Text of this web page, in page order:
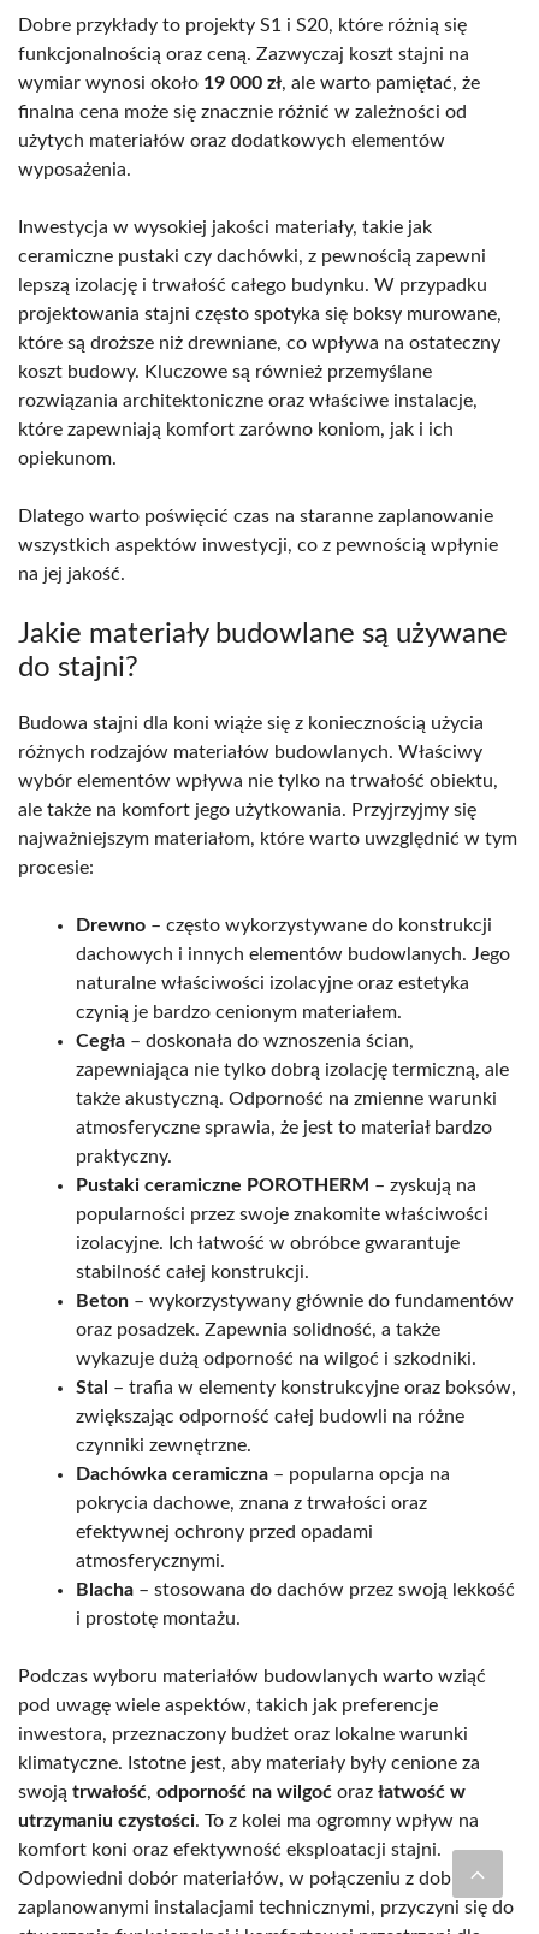
Dobre przykłady to projekty S1 i S20, które różnią się
funkcjonalnością oraz ceną. Zazwyczaj koszt stajni na
wymiar wynosi około 19 000 zł, ale warto pamiętać, że
finalna cena może się znacznie różnić w zależności od
użytych materiałów oraz dodatkowych elementów
wyposażenia.
Inwestycja w wysokiej jakości materiały, takie jak
ceramiczne pustaki czy dachówki, z pewnością zapewni
lepszą izolację i trwałość całego budynku. W przypadku
projektowania stajni często spotyka się boksy murowane,
które są droższe niż drewniane, co wpływa na ostateczny
koszt budowy. Kluczowe są również przemyślane
rozwiązania architektoniczne oraz właściwe instalacje,
które zapewniają komfort zarówno koniom, jak i ich
opiekunom.
Dlatego warto poświęcić czas na staranne zaplanowanie
wszystkich aspektów inwestycji, co z pewnością wpłynie
na jej jakość.
Jakie materiały budowlane są używane
do stajni?
Budowa stajni dla koni wiąże się z koniecznością użycia
różnych rodzajów materiałów budowlanych. Właściwy
wybór elementów wpływa nie tylko na trwałość obiektu,
ale także na komfort jego użytkowania. Przyjrzyjmy się
najważniejszym materiałom, które warto uwzględnić w tym
procesie:
Drewno – często wykorzystywane do konstrukcji
dachowych i innych elementów budowlanych. Jego
naturalne właściwości izolacyjne oraz estetyka
czynią je bardzo cenionym materiałem.
Cegła – doskonała do wznoszenia ścian,
zapewniająca nie tylko dobrą izolację termiczną, ale
także akustyczną. Odporność na zmienne warunki
atmosferyczne sprawia, że jest to materiał bardzo
praktyczny.
Pustaki ceramiczne POROTHERM – zyskują na
popularności przez swoje znakomite właściwości
izolacyjne. Ich łatwość w obróbce gwarantuje
stabilność całej konstrukcji.
Beton – wykorzystywany głównie do fundamentów
oraz posadzek. Zapewnia solidność, a także
wykazuje dużą odporność na wilgoć i szkodniki.
Stal – trafia w elementy konstrukcyjne oraz boksów,
zwiększając odporność całej budowli na różne
czynniki zewnętrzne.
Dachówka ceramiczna – popularna opcja na
pokrycia dachowe, znana z trwałości oraz
efektywnej ochrony przed opadami
atmosferycznymi.
Blacha – stosowana do dachów przez swoją lekkość
i prostotę montażu.
Podczas wyboru materiałów budowlanych warto wziąć
pod uwagę wiele aspektów, takich jak preferencje
inwestora, przeznaczony budżet oraz lokalne warunki
klimatyczne. Istotne jest, aby materiały były cenione za
swoją trwałość, odporność na wilgoć oraz łatwość w
utrzymaniu czystości. To z kolei ma ogromny wpływ na
komfort koni oraz efektywność eksploatacji stajni.
Odpowiedni dobór materiałów, w połączeniu z dobrze
zaplanowanymi instalacjami technicznymi, przyczyni się do